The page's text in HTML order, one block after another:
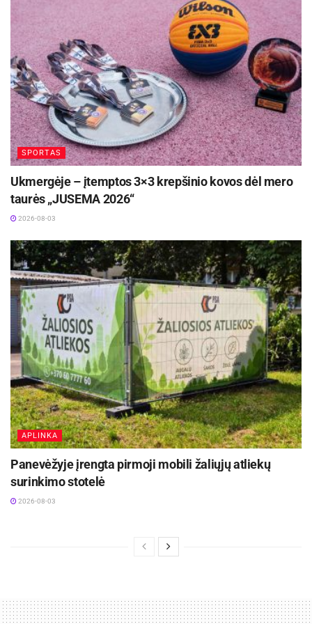
SPORTAS
Ukmergėje – įtemptos 3×3 krepšinio kovos dėl mero
taurės „JUSEMA 2026“
2026-08-03
APLINKA
Panevėžyje įrengta pirmoji mobili žaliųjų atliekų
surinkimo stotelė
2026-08-03